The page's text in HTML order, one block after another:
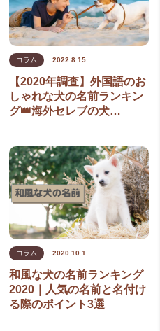
コラム 2022.8.15
【2020年調査】外国語のお
しゃれな犬の名前ランキン
グ👑海外セレブの犬…
コラム 2020.10.1
和風な犬の名前ランキング
2020｜人気の名前と名付け
る際のポイント3選